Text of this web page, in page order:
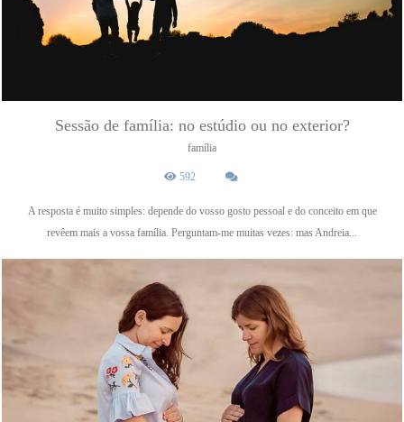
Sessão de família: no estúdio ou no exterior?
família
592
A resposta é muito simples: depende do vosso gosto pessoal e do conceito em que
revêem mais a vossa família. Perguntam-me muitas vezes: mas Andreia...